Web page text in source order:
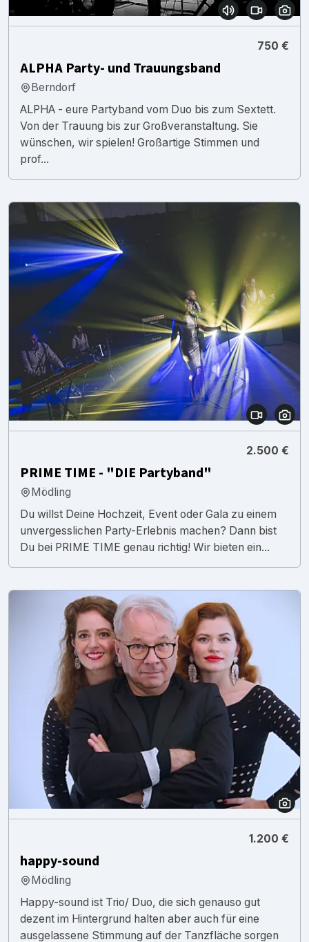
750 €
ALPHA Party- und Trauungsband
Berndorf
ALPHA - eure Partyband vom Duo bis zum Sextett.
Von der Trauung bis zur Großveranstaltung. Sie
wünschen, wir spielen! Großartige Stimmen und
prof...
2.500 €
PRIME TIME - "DIE Partyband"
Mödling
Du willst Deine Hochzeit, Event oder Gala zu einem
unvergesslichen Party-Erlebnis machen? Dann bist
Du bei PRIME TIME genau richtig! Wir bieten ein...
1.200 €
happy-sound
Mödling
Happy-sound ist Trio/ Duo, die sich genauso gut
dezent im Hintergrund halten aber auch für eine
ausgelassene Stimmung auf der Tanzfläche sorgen